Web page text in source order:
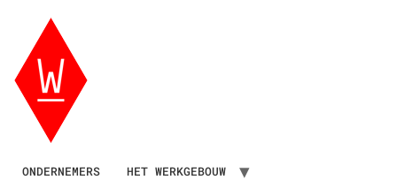
ONDERNEMERS HET WERKGEBOUW